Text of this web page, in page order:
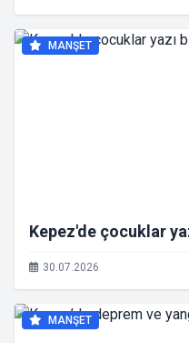
MANŞET
Kepez'de çocuklar
30.07.2026
MANŞET